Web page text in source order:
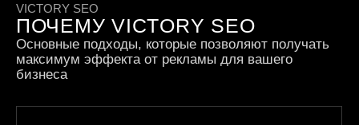
VICTORY SEO
ПОЧЕМУ VICTORY SEO
Основные подходы, которые позволяют получать
максимум эффекта от рекламы для вашего
бизнеса